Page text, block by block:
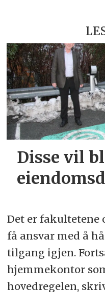
Disse vil
Det er fakultetene
få ansvar med å
tilgang igjen.
hjemmekontor
hovedregelen,